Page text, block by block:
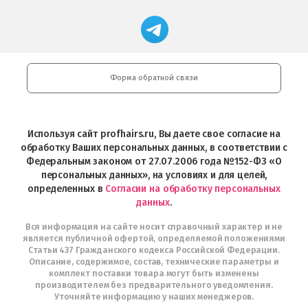
Professional
загрузить
Play
Магазин
профессиональной
Professional
и
Интернет-
Telegram
Форма обратной связи
Используя сайт profhairs.ru, Вы даете свое согласие на
обработку Ваших персональных данных, в соответствии с
Федеральным законом от 27.07.2006 года №152-ФЗ «О
персональных данных», на условиях и для целей,
определенных в Согласии на обработку персональных
данных.
Вся информация на сайте носит справочный характер и не
является публичной офертой, определяемой положениями
Статьи 437 Гражданского кодекса Российской Федерации.
Описание, содержимое, состав, технические параметры и
комплект поставки товара могут быть изменены
производителем без предварительного уведомления.
Уточняйте информацию у наших менеджеров.